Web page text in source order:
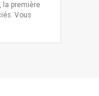
la première
Vous